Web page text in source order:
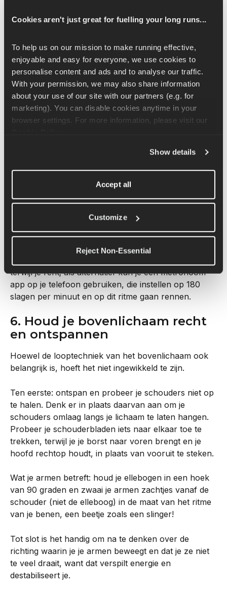
Cookies aren't just great for fuelling your long runs...
To help us on our mission to make running effective,
enjoyable and easy for everyone, we use cookies to
personalise content and ads and to analyse our traffic.
With your permission, we may also share information
about your use of our site with our partners (e.g. for
marketing). You can disable cookies anytime in your
Show details
Accept all
Customize
Reject Non-Essential
5. Streef naar een cadans van
minuut
Hardlopers werken het beste met een ritme, of
cadans, van ongeveer 180 stappen per minuut
(spm). Dit is de terugtreksnelheid van pezen,
gewrichtsbanden en spiervezels, dus door op dit
ritme of met deze cadans te lopen, levert het een
Zo kun je je hardloopcadans
verbeteren:
In plaats van met minder, krachtigere en langere
versnellingen te rennen, kun je beter kortere,
snellere stappen nemen en, als je bent opgewarmd,
180 spm proberen te halen. Je moet als het ware
van de ene versnelling in de andere kunnen
overgaan. De meeste hardloophorloges houden je
terwijl je rent; als alternatief kun je een metronoom-
app op je telefoon gebruiken, die instellen op 180
slagen per minuut en op dit ritme gaan rennen.
6. Houd je bovenlichaam recht
en ontspannen
Hoewel de looptechniek van het bovenlichaam ook
belangrijk is, hoeft het niet ingewikkeld te zijn.
Ten eerste: ontspan en probeer je schouders niet op
te halen. Denk er in plaats daarvan aan om je
schouders omlaag langs je lichaam te laten hangen.
Probeer je schouderbladen iets naar elkaar toe te
trekken, terwijl je je borst naar voren brengt en je
hoofd rechtop houdt, in plaats van vooruit te steken.
Wat je armen betreft: houd je ellebogen in een hoek
van 90 graden en zwaai je armen zachtjes vanaf de
schouder (niet de elleboog) in de maat van het ritme
van je benen, een beetje zoals een slinger!
Tot slot is het handig om na te denken over de
richting waarin je je armen beweegt en dat je ze niet
te veel draait, want dat verspilt energie en
destabiliseert je.